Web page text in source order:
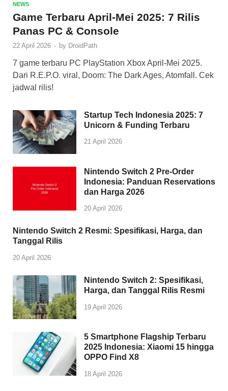
NEWS
Game Terbaru April-Mei 2025: 7 Rilis
Panas PC & Console
22 April 2026 - by DroidPath
7 game terbaru PC PlayStation Xbox April-Mei 2025.
Dari R.E.P.O. viral, Doom: The Dark Ages, Atomfall. Cek
jadwal rilis!
Startup Tech Indonesia 2025: 7
Unicorn & Funding Terbaru
21 April 2026
Nintendo Switch 2 Pre-Order
Indonesia: Panduan Reservations
dan Harga 2026
20 April 2026
Nintendo Switch 2 Resmi: Spesifikasi, Harga, dan
Tanggal Rilis
20 April 2026
Nintendo Switch 2: Spesifikasi,
Harga, dan Tanggal Rilis Resmi
19 April 2026
5 Smartphone Flagship Terbaru
2025 Indonesia: Xiaomi 15 hingga
OPPO Find X8
18 April 2026